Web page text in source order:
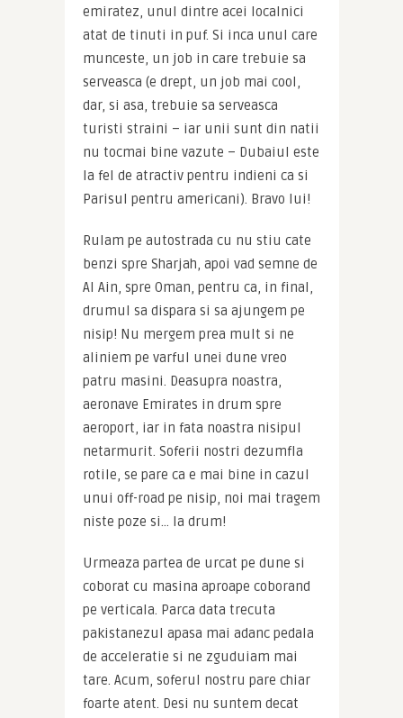
emiratez, unul dintre acei localnici
atat de tinuti in puf. Si inca unul care
munceste, un job in care trebuie sa
serveasca (e drept, un job mai cool,
dar, si asa, trebuie sa serveasca
turisti straini – iar unii sunt din natii
nu tocmai bine vazute – Dubaiul este
la fel de atractiv pentru indieni ca si
Parisul pentru americani). Bravo lui!
Rulam pe autostrada cu nu stiu cate
benzi spre Sharjah, apoi vad semne de
Al Ain, spre Oman, pentru ca, in final,
drumul sa dispara si sa ajungem pe
nisip! Nu mergem prea mult si ne
aliniem pe varful unei dune vreo
patru masini. Deasupra noastra,
aeronave Emirates in drum spre
aeroport, iar in fata noastra nisipul
netarmurit. Soferii nostri dezumfla
rotile, se pare ca e mai bine in cazul
unui off-road pe nisip, noi mai tragem
niste poze si… la drum!
Urmeaza partea de urcat pe dune si
coborat cu masina aproape coborand
pe verticala. Parca data trecuta
pakistanezul apasa mai adanc pedala
de acceleratie si ne zguduiam mai
tare. Acum, soferul nostru pare chiar
foarte atent. Desi nu suntem decat